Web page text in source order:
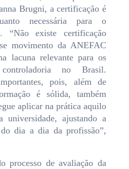
Brugni, a certificação é
necessária para o
“Não existe certificação
movimento da ANEFAC
lacuna relevante para os
no Brasil.
pois, além de
é sólida, também
aplicar na prática aquilo
universidade, ajustando a
dia a dia da profissão”,
processo de avaliação da